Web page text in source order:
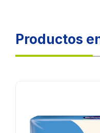
Productos